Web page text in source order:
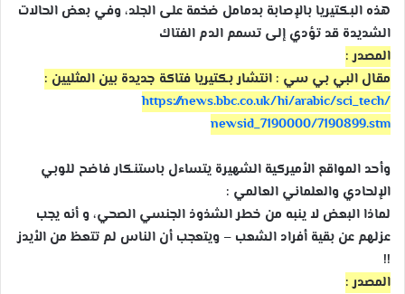
هذه البكتيريا بالإصابة بدمامل ضخمة على الجلد، وفي بعض الحالات
الشديدة قد تؤدي إلى تسمم الدم الفتاك
المصدر :
مقال البي بي سي : انتشار بكتيريا فتاكة جديدة بين المثليين :
https://news.bbc.co.uk/hi/arabic/sci_tech/
newsid_7190000/7190899.stm
وأحد المواقع الأميركية الشهيرة يتساءل باستنكار فاضح للوبي
الإلحادي والعلماني العالمي :
لماذا البعض لا ينبه من خطر الشذوذ الجنسي الصحي، و أنه يجب
عزلهم عن بقية أفراد الشعب – ويتعجب أن الناس لم تتعظ من الأيدز
!!
المصدر :